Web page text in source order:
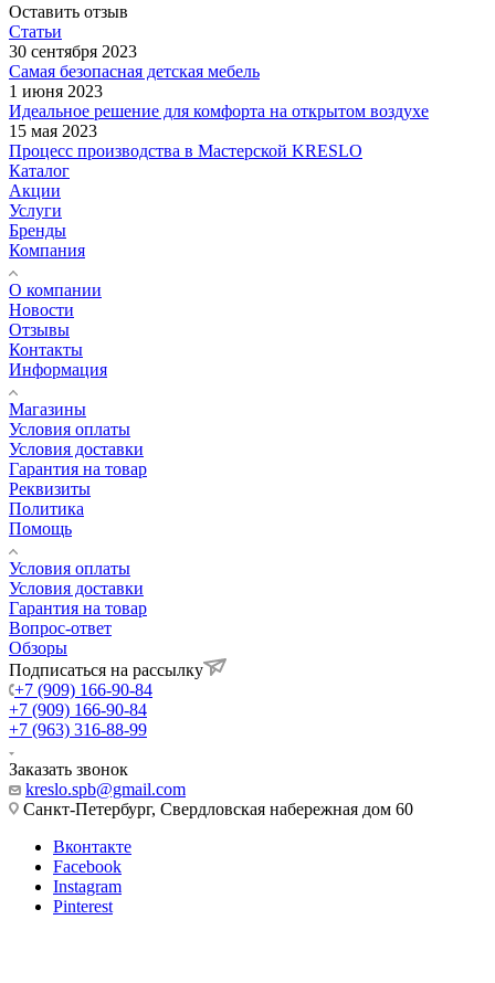
Оставить отзыв
Статьи
30 сентября 2023
Самая безопасная детская мебель
1 июня 2023
Идеальное решение для комфорта на открытом воздухе
15 мая 2023
Процесс производства в Мастерской KRESLO
Каталог
Акции
Услуги
Бренды
Компания
О компании
Новости
Отзывы
Контакты
Информация
Магазины
Условия оплаты
Условия доставки
Гарантия на товар
Реквизиты
Политика
Помощь
Условия оплаты
Условия доставки
Гарантия на товар
Вопрос-ответ
Обзоры
Подписаться на рассылку
+7 (909) 166-90-84
+7 (909) 166-90-84
+7 (963) 316-88-99
Заказать звонок
kreslo.spb@gmail.com
Санкт-Петербург, Свердловская набережная дом 60
Вконтакте
Facebook
Instagram
Pinterest